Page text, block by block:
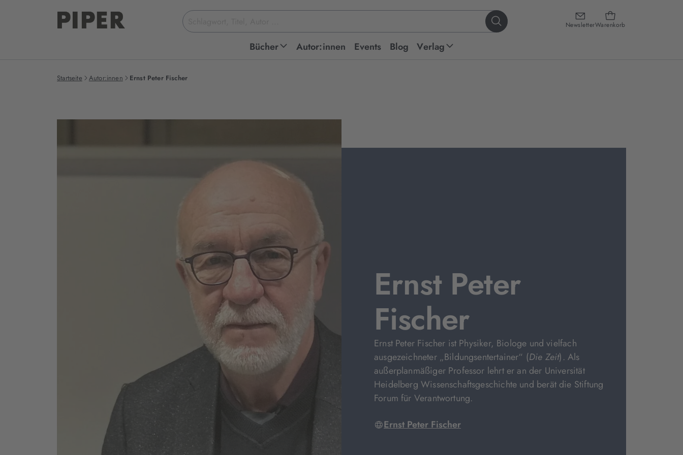
NewsletterWarenkorb
Suchbegriff
eingeben
Bücher Autor:innen Events Blog Verlag
Startseite Autor:innen Ernst Peter Fischer
Ernst Peter
Fischer
Ernst Peter Fischer ist Physiker, Biologe und vielfach
ausgezeichneter „Bildungsentertainer“ (Die Zeit). Als
außerplanmäßiger Professor lehrt er an der Universität
Heidelberg Wissenschaftsgeschichte und berät die Stiftung
Forum für Verantwortung.
Ernst Peter Fischer